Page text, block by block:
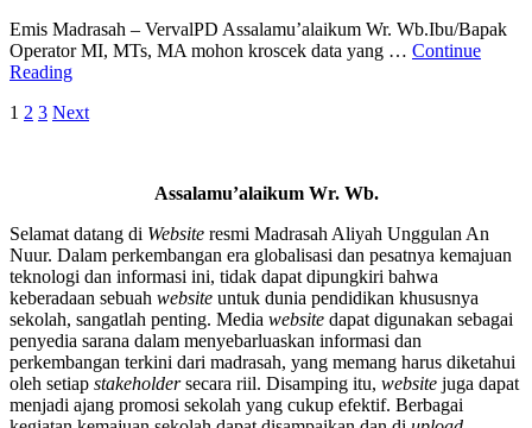
Emis Madrasah – VervalPD Assalamu’alaikum Wr. Wb.Ibu/Bapak
Operator MI, MTs, MA mohon kroscek data yang … Continue
ReadingEMIS
–
Posts
Page
1 Page
2 Page
3 Next
Assalamu’alaikum Wr. Wb.
Selamat datang di Website resmi Madrasah Aliyah Unggulan An
Nuur. Dalam perkembangan era globalisasi dan pesatnya kemajuan
teknologi dan informasi ini, tidak dapat dipungkiri bahwa
keberadaan sebuah website untuk dunia pendidikan khususnya
sekolah, sangatlah penting. Media website dapat digunakan sebagai
penyedia sarana dalam menyebarluaskan informasi dan
perkembangan terkini dari madrasah, yang memang harus diketahui
oleh setiap stakeholdersecara riil. Disamping itu, website juga dapat
menjadi ajang promosi sekolah yang cukup efektif. Berbagai